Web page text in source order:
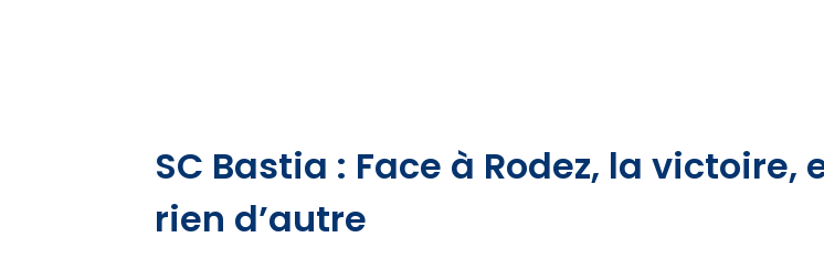
SC Bastia : Face à Rodez, la victoire,
rien d’autre